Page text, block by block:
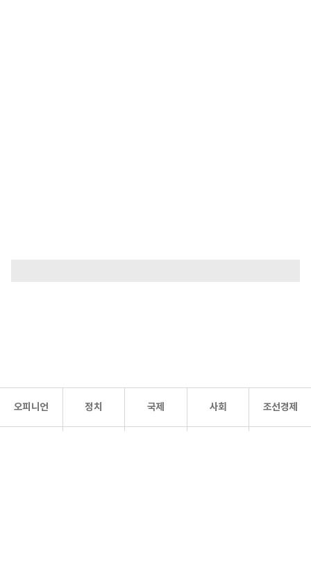
오피니언 정치 국제 사회 조선경제